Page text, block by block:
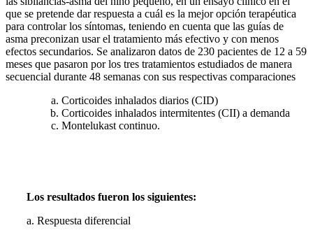
que se pretende dar respuesta a cuál es la mejor opción terapéutica
para controlar los síntomas, teniendo en cuenta que las guías de
asma preconizan usar el tratamiento más efectivo y con menos
efectos secundarios. Se analizaron datos de 230 pacientes de 12 a 59
meses que pasaron por los tres tratamientos estudiados de manera
secuencial durante 48 semanas con sus respectivas comparaciones
Corticoides inhalados diarios (CID)
Corticoides inhalados intermitentes (CII) a demanda
Montelukast continuo.
Los resultados fueron los siguientes:
a. Respuesta diferencial